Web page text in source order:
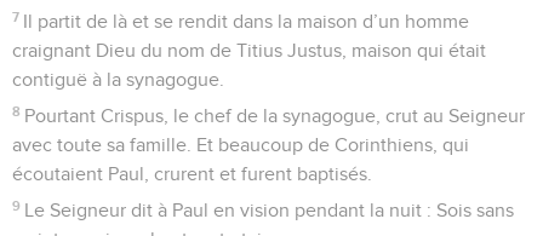
7 Il partit de là et se rendit dans la maison d’un homme
craignant Dieu du nom de Titius Justus, maison qui était
contiguë à la synagogue.
8 Pourtant Crispus, le chef de la synagogue, crut au Seigneur
avec toute sa famille. Et beaucoup de Corinthiens, qui
écoutaient Paul, crurent et furent baptisés.
9 Le Seigneur dit à Paul en vision pendant la nuit : Sois sans